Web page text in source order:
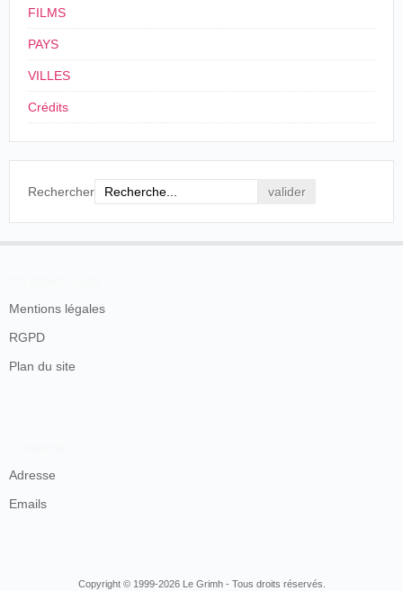
FILMS
PAYS
VILLES
Crédits
Rechercher
Mentions légales
RGPD
Plan du site
Adresse
Emails
Copyright © 1999-2026 Le Grimh - Tous droits réservés.